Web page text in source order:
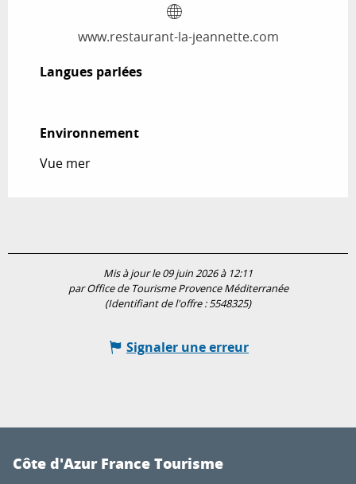
www.restaurant-la-jeannette.com
Langues parlées
Langues parlées
Environnement
Environnement
Vue mer
Mis à jour le 09 juin 2026 à 12:11
par Office de Tourisme Provence Méditerranée
(Identifiant de l'offre :5548325)
Signaler une erreur
Côte d'Azur France Tourisme